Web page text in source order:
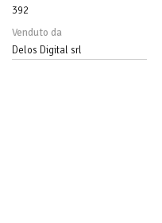
392
Venduto da
Delos Digital srl